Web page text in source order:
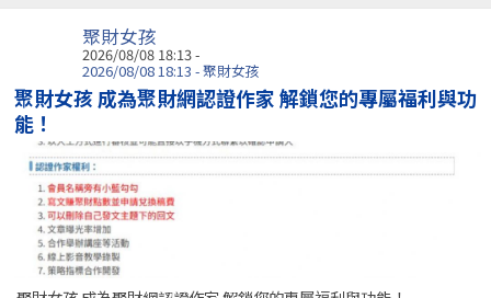
聚財女孩
2026/08/08 18:13 -
2026/08/08 18:13 - 聚財女孩
聚財女孩 成為聚財網認證作家 解鎖您的專屬福利與功
能！